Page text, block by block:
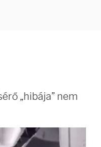
„hibája” nem